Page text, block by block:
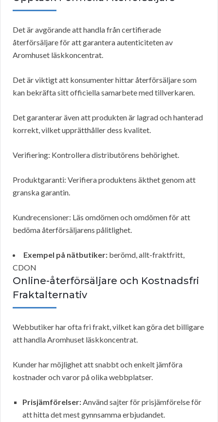
Det är avgörande att handla från certifierade
återförsäljare för att garantera autenticiteten av
Aromhuset läskkoncentrat.
Det är viktigt att konsumenter hittar återförsäljare som
kan bekräfta sitt officiella samarbete med tillverkaren.
Det garanterar även att produkten är lagrad och hanterad
korrekt, vilket upprätthåller dess kvalitet.
Verifiering: Kontrollera distributörens behörighet.
Produktgaranti: Verifiera produktens äkthet genom att
granska garantin.
Kundrecensioner: Läs omdömen och omdömen för att
bedöma återförsäljarens pålitlighet.
Exempel på nätbutiker: berömd, allt-fraktfritt,
CDON
Online-återförsäljare och Kostnadsfri
Fraktalternativ
Webbutiker har ofta fri frakt, vilket kan göra det billigare
att handla Aromhuset läskkoncentrat.
Kunder har möjlighet att snabbt och enkelt jämföra
kostnader och varor på olika webbplatser.
Prisjämförelser:Använd sajter för prisjämförelse för
att hitta det mest gynnsamma erbjudandet.